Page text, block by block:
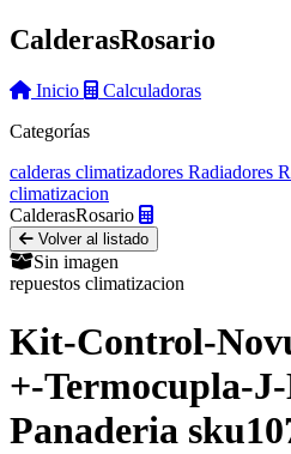
CalderasRosario
Inicio
Calculadoras
Categorías
calderas climatizadores Radiadores
climatizacion
CalderasRosario
Volver al listado
Sin imagen
repuestos climatizacion
Kit-Control-
+-Termocupla-
Panaderia